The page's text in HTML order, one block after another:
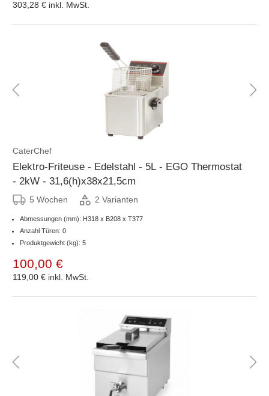
303,28 € inkl. MwSt.
CaterChef
Elektro-Friteuse - Edelstahl - 5L - EGO Thermostat
- 2kW - 31,6(h)x38x21,5cm
5 Wochen 2 Varianten
Abmessungen (mm): H318 x B208 x T377
Anzahl Türen: 0
Produktgewicht (kg): 5
100,00 €
119,00 € inkl. MwSt.